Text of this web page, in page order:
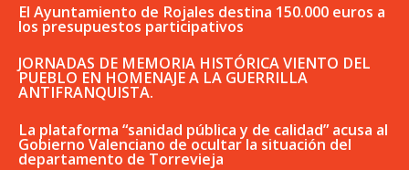
El Ayuntamiento de Rojales destina 150.000 euros a
los presupuestos participativos
JORNADAS DE MEMORIA HISTÓRICA VIENTO DEL
PUEBLO EN HOMENAJE A LA GUERRILLA
ANTIFRANQUISTA.
La plataforma “sanidad pública y de calidad” acusa al
Gobierno Valenciano de ocultar la situación del
departamento de Torrevieja